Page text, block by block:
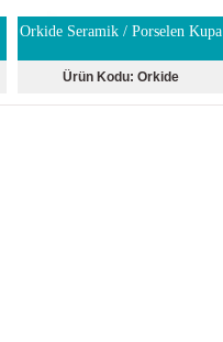
Orkide Seramik / Porselen Kupa
Ürün Kodu: Orkide